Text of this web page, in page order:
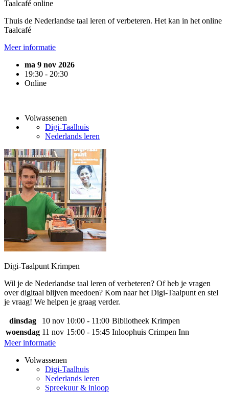
Taalcafé online
Thuis de Nederlandse taal leren of verbeteren. Het kan in het online
Taalcafé
Meer informatie
ma 9 nov 2026
19:30 - 20:30
Online
Volwassenen
Digi-Taalhuis
Nederlands leren
Digi-Taalpunt Krimpen
Wil je de Nederlandse taal leren of verbeteren? Of heb je vragen
over digitaal blijven meedoen? Kom naar het Digi-Taalpunt en stel
je vraag! We helpen je graag verder.
dinsdag 10 nov 10:00 - 11:00 Bibliotheek Krimpen
woensdag 11 nov 15:00 - 15:45 Inloophuis Crimpen Inn
Meer informatie
Volwassenen
Digi-Taalhuis
Nederlands leren
Spreekuur & inloop